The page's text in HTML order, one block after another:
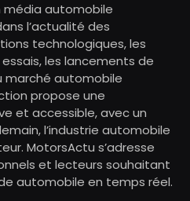
média automobile
l’actualité des
technologiques, les
les lancements de
marché automobile
propose une
et accessible, avec un
l’industrie automobile
MotorsActu s’adresse
et lecteurs souhaitant
automobile en temps réel.